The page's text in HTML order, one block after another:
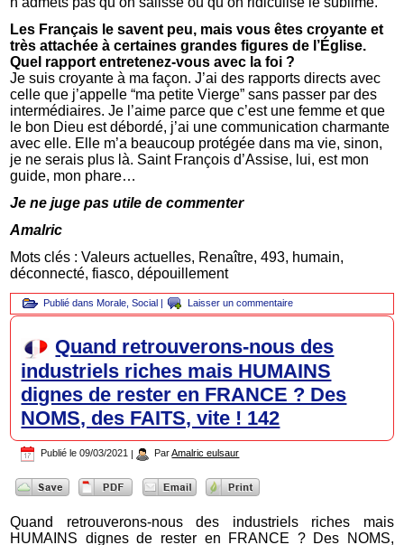
Les Français le savent peu, mais vous êtes croyante et
très attachée à certaines grandes figures de l’Église.
Quel rapport entretenez-vous avec la foi ?
Je suis croyante à ma façon. J’ai des rapports directs avec
celle que j’appelle “ma petite Vierge” sans passer par des
intermédiaires. Je l’aime parce que c’est une femme et que
le bon Dieu est débordé, j’ai une communication charmante
avec elle. Elle m’a beaucoup protégée dans ma vie, sinon,
je ne serais plus là. Saint François d’Assise, lui, est mon
guide, mon phare…
Je ne juge pas utile de commenter
Amalric
Mots clés : Valeurs actuelles, Renaître, 493, humain,
déconnecté, fiasco, dépouillement
Publié dans Morale ,Social Laisser un commentaire
Quand retrouverons-nous des
industriels riches mais HUMAINS
dignes de rester en FRANCE ? Des
NOMS, des FAITS, vite ! 142
Publié le 09/03/2021 | Par Amalric eulsaur
Quand retrouverons-nous des industriels riches mais
HUMAINS dignes de rester en FRANCE ? Des NOMS,